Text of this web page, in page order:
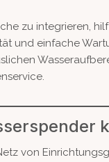
zu integrieren,
und einfache
von